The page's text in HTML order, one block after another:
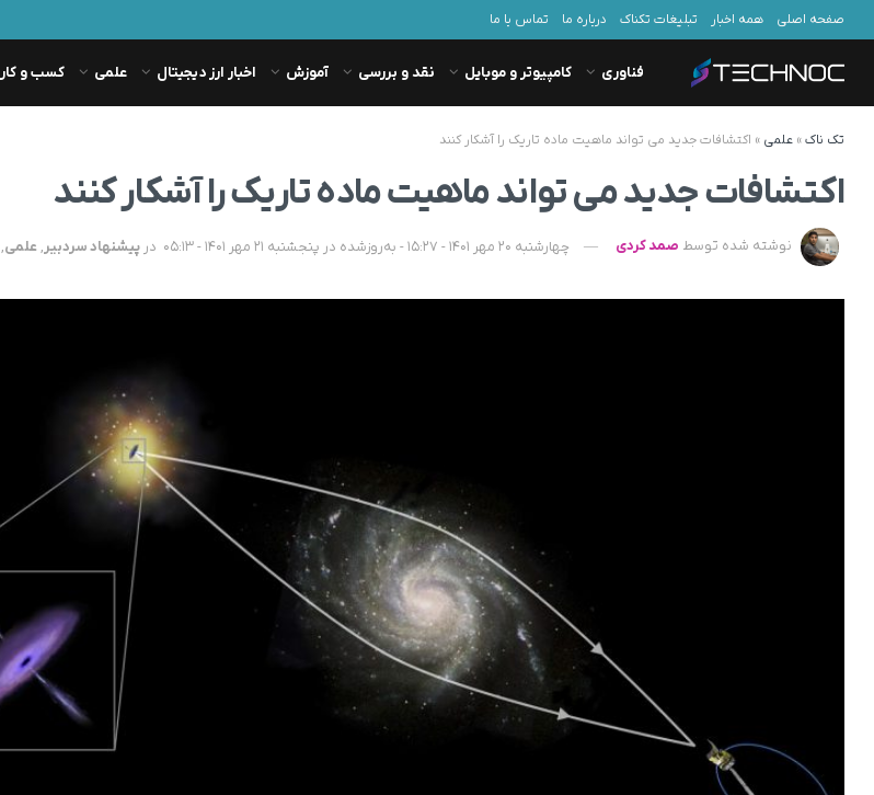
صفحه اصلی همه اخبار تبلیغات تکناک درباره ما تماس با ما
فناوری کامپیوتر و موبایل نقد و بررسی آموزش اخبار ارز دیجیتال علمی کسب و کار
تک ناک» علمی » اکتشافات جدید می تواند ماهیت ماده تاریک را آشکار کنند
اکتشافات جدید می تواند ماهیت ماده تاریک را آشکار کنند
نوشته شده توسط صمد کردی چهارشنبه 20 مهر 1401 - 15:27 - به‌روزشده در پنجشنبه 21 مهر 1401 - 05:13 در پیشنهاد سردبیر, علمی,